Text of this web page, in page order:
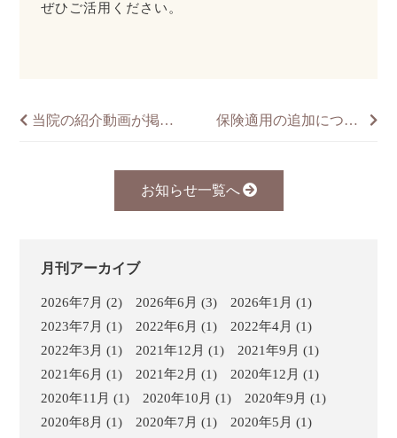
ぜひご活用ください。
当院の紹介動画が掲載されました 保険適用の追加について
お知らせ一覧へ
月刊アーカイブ
2026年7月 (2) 2026年6月 (3) 2026年1月 (1)
2023年7月 (1) 2022年6月 (1) 2022年4月 (1)
2022年3月 (1) 2021年12月 (1) 2021年9月 (1)
2021年6月 (1) 2021年2月 (1) 2020年12月 (1)
2020年11月 (1) 2020年10月 (1) 2020年9月 (1)
2020年8月 (1) 2020年7月 (1) 2020年5月 (1)